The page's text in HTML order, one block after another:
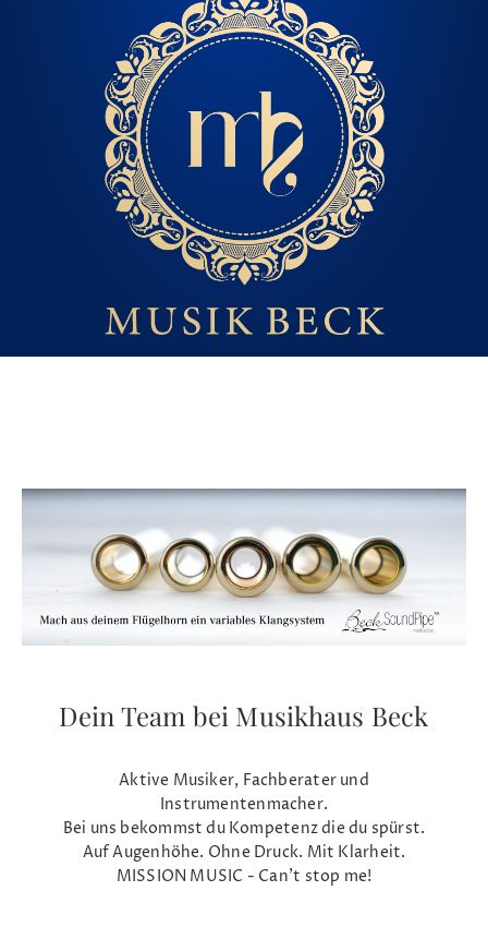
Dein Team bei Musikhaus Beck
Aktive Musiker, Fachberater und
Instrumentenmacher.
Bei uns bekommst du Kompetenz die du spürst.
Auf Augenhöhe. Ohne Druck. Mit Klarheit.
MISSION MUSIC - Can't stop me!